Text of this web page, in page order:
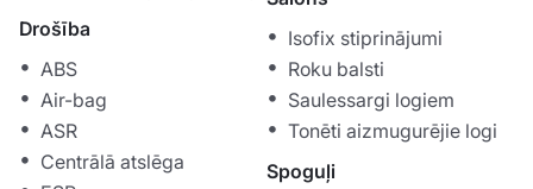
Drošība
ABS
Air-bag
ASR
Centrālā atslēga
Isofix stiprinājumi
Roku balsti
Saulessargi logiem
Tonēti aizmugurējie logi
Spoguļi